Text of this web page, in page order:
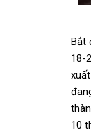
Bắt
18-
10